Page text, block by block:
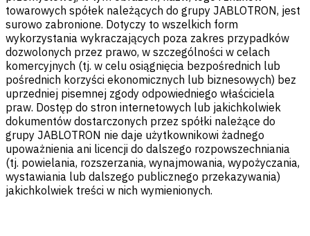
towarowych spółek należących do grupy JABLOTRON, jest
surowo zabronione. Dotyczy to wszelkich form
wykorzystania wykraczających poza zakres przypadków
dozwolonych przez prawo, w szczególności w celach
komercyjnych (tj. w celu osiągnięcia bezpośrednich lub
pośrednich korzyści ekonomicznych lub biznesowych) bez
uprzedniej pisemnej zgody odpowiedniego właściciela
praw. Dostęp do stron internetowych lub jakichkolwiek
dokumentów dostarczonych przez spółki należące do
grupy JABLOTRON nie daje użytkownikowi żadnego
upoważnienia ani licencji do dalszego rozpowszechniania
(tj. powielania, rozszerzania, wynajmowania, wypożyczania,
wystawiania lub dalszego publicznego przekazywania)
jakichkolwiek treści w nich wymienionych.